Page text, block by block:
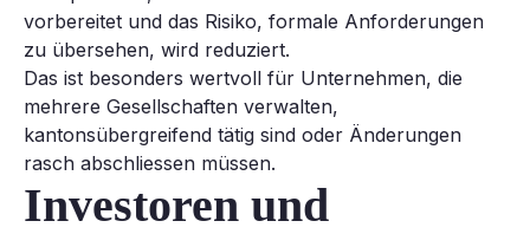
vorbereitet und das Risiko, formale Anforderungen
zu übersehen, wird reduziert.
Das ist besonders wertvoll für Unternehmen, die
mehrere Gesellschaften verwalten,
kantonsübergreifend tätig sind oder Änderungen
rasch abschliessen müssen.
Investoren und